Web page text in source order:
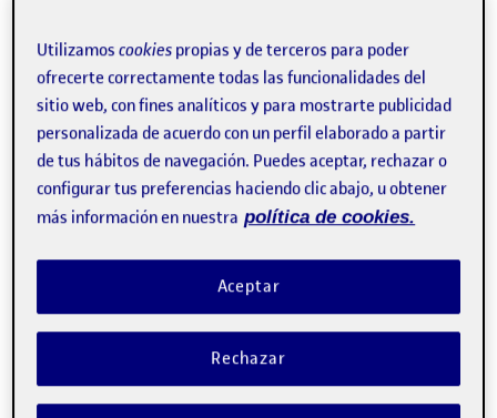
Utilizamoscookies propias y de terceros para poder
ofrecerte correctamente todas las funcionalidades del
sitio web, con fines analíticos y para mostrarte publicidad
personalizada de acuerdo con un perfil elaborado a partir
de tus hábitos de navegación. Puedes aceptar, rechazar o
configurar tus preferencias haciendo clic abajo, u obtener
más información en nuestra política de cookies.
Rechazar
Aceptar